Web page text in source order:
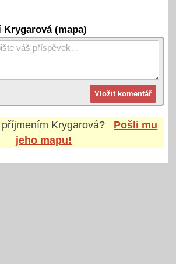
(mapa)
Krygarová?
Pošli mu
jeho mapu!